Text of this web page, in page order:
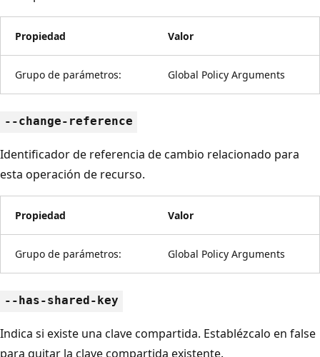
Propiedad Valor
Grupo de parámetros: Global Policy Arguments
--change-reference
Identificador de referencia de cambio relacionado para
esta operación de recurso.
Propiedad Valor
Grupo de parámetros: Global Policy Arguments
--has-shared-key
Indica si existe una clave compartida. Establézcalo en false
para quitar la clave compartida existente.